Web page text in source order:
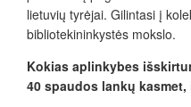
lietuvių tyrėjai. Gilintasi į
bibliotekininkystės mokslo.
Kokias aplinkybes
40 spaudos lankų